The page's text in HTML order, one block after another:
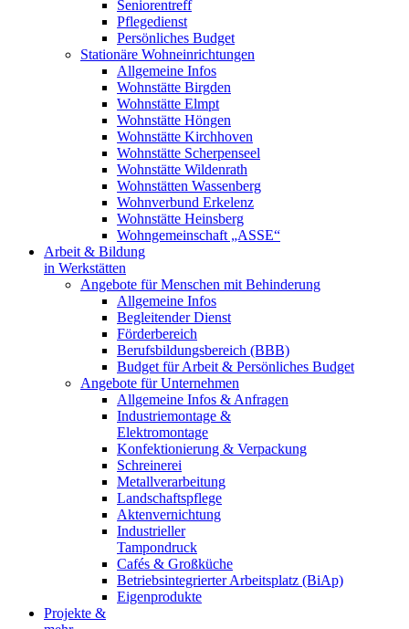
Seniorentreff
Pflegedienst
Persönliches Budget
Stationäre Wohneinrichtungen
Allgemeine Infos
Wohnstätte Birgden
Wohnstätte Elmpt
Wohnstätte Höngen
Wohnstätte Kirchhoven
Wohnstätte Scherpenseel
Wohnstätte Wildenrath
Wohnstätten Wassenberg
Wohnverbund Erkelenz
Wohnstätte Heinsberg
Wohngemeinschaft „ASSE“
Arbeit & Bildung
in Werkstätten
Angebote für Menschen mit Behinderung
Allgemeine Infos
Begleitender Dienst
Förderbereich
Berufsbildungsbereich (BBB)
Budget für Arbeit & Persönliches Budget
Angebote für Unternehmen
Allgemeine Infos & Anfragen
Industriemontage &
Elektromontage
Konfektionierung & Verpackung
Schreinerei
Metallverarbeitung
Landschaftspflege
Aktenvernichtung
Industrieller
Tampondruck
Cafés & Großküche
Betriebsintegrierter Arbeitsplatz (BiAp)
Eigenprodukte
Projekte &